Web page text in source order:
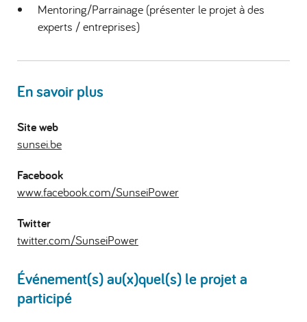
Mentoring/Parrainage (présenter le projet à des
experts / entreprises)
En savoir plus
Site web
sunsei.be
Facebook
www.facebook.com/SunseiPower
Twitter
twitter.com/SunseiPower
Événement(s) au(x)quel(s) le projet a
participé